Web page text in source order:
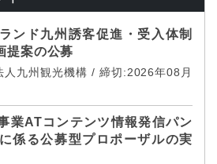
ンド九州誘客促進・受入体制
提案の公募
人九州観光機構 / 締切:2026年08月
業ATコンテンツ情報発信パン
係る公募型プロポーザルの実